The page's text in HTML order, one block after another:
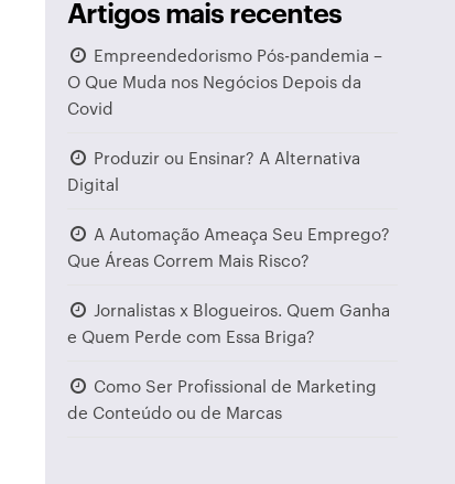
Artigos mais recentes
Empreendedorismo Pós-pandemia –
O Que Muda nos Negócios Depois da
Covid
Produzir ou Ensinar? A Alternativa
Digital
A Automação Ameaça Seu Emprego?
Que Áreas Correm Mais Risco?
Jornalistas x Blogueiros. Quem Ganha
e Quem Perde com Essa Briga?
Como Ser Profissional de Marketing
de Conteúdo ou de Marcas